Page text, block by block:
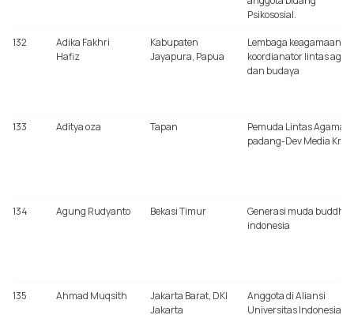
Psikososial.
132
Adika Fakhri
Hafiz
Kabupaten
Jayapura, Papua
Lembaga keagamaan,
koordianator lintas
dan budaya
133 Aditya oza Tapan
Pemuda Lintas Agama
padang-Dev Media
134 Agung Rudyanto Bekasi Timur
Generasi muda buddhis
indonesia
135 Ahmad Muqsith
Jakarta Barat, DKI
Jakarta
Anggota di Aliansi
Universitas Indonesia